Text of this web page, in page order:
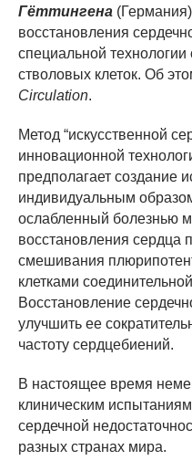
Гёттингена
восстановления
специальной
стволовых клеток. Об
Circulation.
Метод “искусственной
инновационной
предполагает создание
индивидуальным
ослабленный болезнью
восстановления сердца
смешивания
клетками
Восстановление
улучшить ее
частоту сердцебиений.
В настоящее время
клиническим
сердечной
разных странах мира.